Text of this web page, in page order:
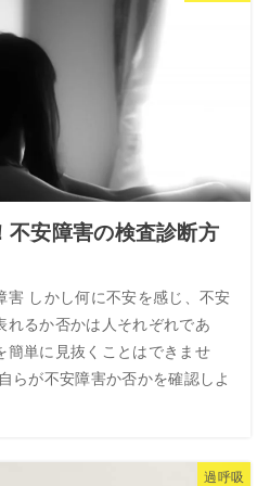
不安障害の検査診断方
害 しかし何に不安を感じ、不安
れるか否かは人それぞれであ
簡単に見抜くことはできませ
らが不安障害か否かを確認しよ
過呼吸